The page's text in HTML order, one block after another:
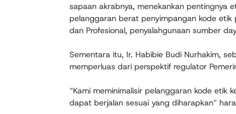
sapaan akrabnya, menekankan pentingnya
pelanggaran berat penyimpangan kode etik
dan Profesional, penyalahgunaan sumber
Sementara itu, Ir. Habibie Budi Nurhakim,
memperluas dari perspektif regulator
“Kami meminimalisir pelanggaran kode etik
dapat berjalan sesuai yang diharapkan”